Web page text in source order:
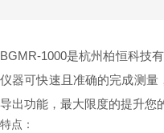
BGMR-1000是杭州柏恒科技
仪器可快速且准确的完成测
导出功能，最大限度的提升您
特点：